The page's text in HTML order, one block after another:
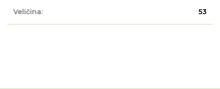
Veličina: 53